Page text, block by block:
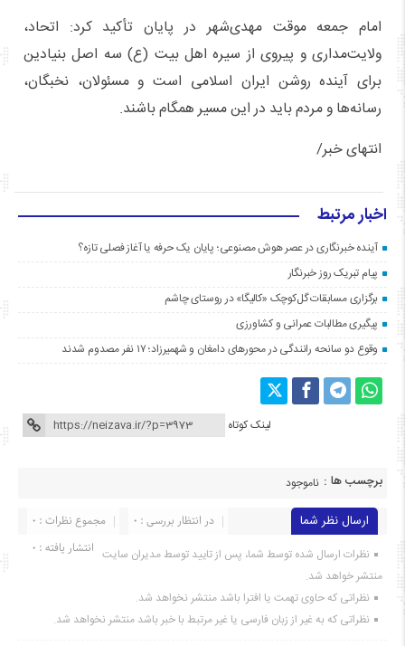
امام جمعه موقت مهدی‌شهر در پایان تأکید کرد: اتحاد،
ولایت‌مداری و پیروی از سیره اهل ‌بیت (ع) سه اصل بنیادین
برای آینده روشن ایران اسلامی است و مسئولان، نخبگان،
رسانه‌ها و مردم باید در این مسیر همگام باشند.
انتهای خبر/
اخبار مرتبط
آینده خبرنگاری در عصر هوش مصنوعی؛ پایان یک حرفه یا آغاز فصلی تازه؟
پیام تبریک روز خبرنگار
برگزاری مسابقات گل‌کوچک «کالیگا» در روستای چاشم
پیگیری مطالبات عمرانی و کشاورزی
وقوع دو سانحه رانندگی در محورهای دامغان و شهمیرزاد؛ ۱۷ نفر مصدوم شدند
لینک کوتاه
برچسب ها : ناموجود
ارسال نظر شما مجموع نظرات : 0
در انتظار بررسی : 0
انتشار یافته : ۰ نظرات ارسال شده توسط شما، پس از تایید توسط مدیران سایت
منتشر خواهد شد.
نظراتی که حاوی تهمت یا افترا باشد منتشر نخواهد شد.
نظراتی که به غیر از زبان فارسی یا غیر مرتبط با خبر باشد منتشر نخواهد شد.